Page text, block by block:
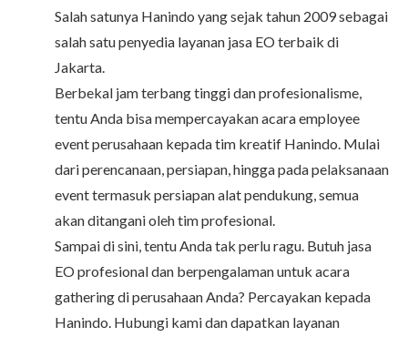
Salah satunya Hanindo yang sejak tahun 2009 sebagai
salah satu penyedia layanan jasa EO terbaik di
Jakarta.
Berbekal jam terbang tinggi dan profesionalisme,
tentu Anda bisa mempercayakan acara employee
event perusahaan kepada tim kreatif Hanindo. Mulai
dari perencanaan, persiapan, hingga pada pelaksanaan
event termasuk persiapan alat pendukung, semua
akan ditangani oleh tim profesional.
Sampai di sini, tentu Anda tak perlu ragu. Butuh jasa
EO profesionaldan berpengalaman untuk acara
gathering di perusahaan Anda? Percayakan kepada
Hanindo. Hubungi kami dan dapatkan layanan